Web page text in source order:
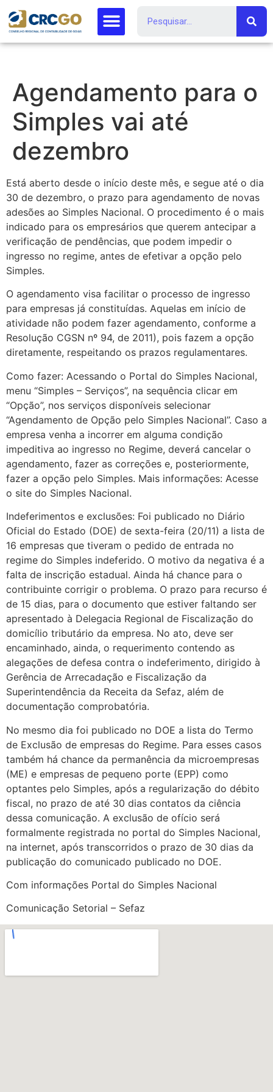
Agendamento para o
Simples vai até
dezembro
Está aberto desde o início deste mês, e segue até o dia
30 de dezembro, o prazo para agendamento de novas
adesões ao Simples Nacional. O procedimento é o mais
indicado para os empresários que querem antecipar a
verificação de pendências, que podem impedir o
ingresso no regime, antes de efetivar a opção pelo
Simples.
O agendamento visa facilitar o processo de ingresso
para empresas já constituídas. Aquelas em início de
atividade não podem fazer agendamento, conforme a
Resolução CGSN nº 94, de 2011), pois fazem a opção
diretamente, respeitando os prazos regulamentares.
Como fazer: Acessando o Portal do Simples Nacional,
menu “Simples – Serviços”, na sequência clicar em
“Opção”, nos serviços disponíveis selecionar
“Agendamento de Opção pelo Simples Nacional”. Caso a
empresa venha a incorrer em alguma condição
impeditiva ao ingresso no Regime, deverá cancelar o
agendamento, fazer as correções e, posteriormente,
fazer a opção pelo Simples. Mais informações: Acesse
o site do Simples Nacional.
Indeferimentos e exclusões: Foi publicado no Diário
Oficial do Estado (DOE) de sexta-feira (20/11) a lista de
16 empresas que tiveram o pedido de entrada no
regime do Simples indeferido. O motivo da negativa é a
falta de inscrição estadual. Ainda há chance para o
contribuinte corrigir o problema. O prazo para recurso é
de 15 dias, para o documento que estiver faltando ser
apresentado à Delegacia Regional de Fiscalização do
domicílio tributário da empresa. No ato, deve ser
encaminhado, ainda, o requerimento contendo as
alegações de defesa contra o indeferimento, dirigido à
Gerência de Arrecadação e Fiscalização da
Superintendência da Receita da Sefaz, além de
documentação comprobatória.
No mesmo dia foi publicado no DOE a lista do Termo
de Exclusão de empresas do Regime. Para esses casos
também há chance da permanência da microempresas
(ME) e empresas de pequeno porte (EPP) como
optantes pelo Simples, após a regularização do débito
fiscal, no prazo de até 30 dias contatos da ciência
dessa comunicação. A exclusão de ofício será
formalmente registrada no portal do Simples Nacional,
na internet, após transcorridos o prazo de 30 dias da
publicação do comunicado publicado no DOE.
Com informações Portal do Simples Nacional
Comunicação Setorial – Sefaz